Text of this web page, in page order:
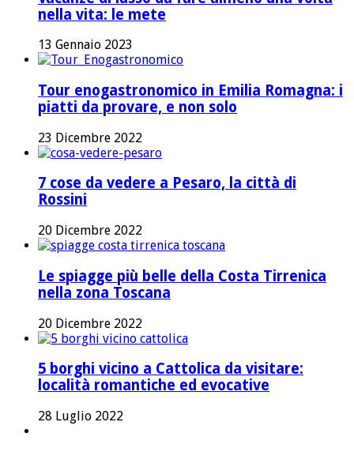
nella vita: le mete
13 Gennaio 2023
Tour enogastronomico in Emilia Romagna: i
piatti da provare, e non solo
23 Dicembre 2022
7 cose da vedere a Pesaro, la città di
Rossini
20 Dicembre 2022
Le spiagge più belle della Costa Tirrenica
nella zona Toscana
20 Dicembre 2022
5 borghi vicino a Cattolica da visitare:
località romantiche ed evocative
28 Luglio 2022